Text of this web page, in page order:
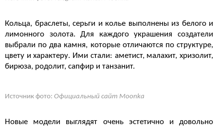
Кольца, браслеты, серьги и колье выполнены из белого и
лимонного золота. Для каждого украшения создатели
выбрали по два камня, которые отличаются по структуре,
цвету и характеру. Ими стали: аметист, малахит, хризолит,
бирюза, родолит, сапфир и танзанит.
Источник фото: Официальный сайт Moonka
Новые модели выглядят очень эстетично и довольно